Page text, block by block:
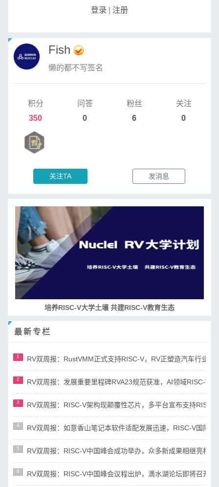
登录 注册
Fish
懒的都不写签名
积分
350
问答
0
粉丝
6
关注
0
关注TA 发消息
培养RISC-V大学土壤 共建RISC-V教育生态
最新专栏
1 RV双周报：RustVMM正式支持RISC-V，RV正塑造汽车行业
2 RV双周报：发展重要里程碑RVA23规范获准，AI领域RISC-V
3 RV双周报：RISC-V架构现颠覆性芯片，多平台宣布支持RISC-
4 RV双周报：如意香山笔记本软件适配发展迅速，RISC-V国际
5 RV双周报：RISC-V中国峰会成功举办，众多新成果相继亮相(
6 RV双周报：RISC-V中国峰会议程出炉，滴水湖论坛即将召开(